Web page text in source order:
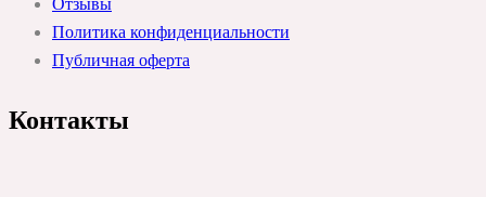
Отзывы
Политика конфиденциальности
Публичная оферта
Контакты